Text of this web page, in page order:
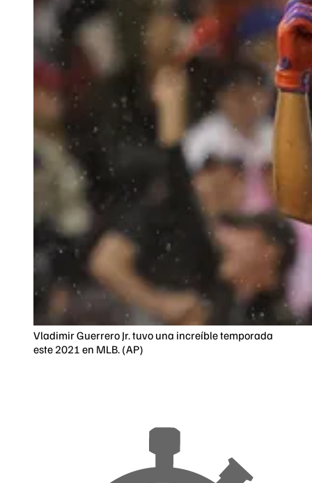
Vladimir Guerrero Jr. tuvo una increíble temporada
este 2021 en MLB. (AP)